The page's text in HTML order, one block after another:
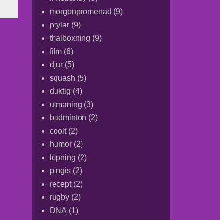
morgonpromenad (9)
prylar (9)
thaiboxning (9)
film (6)
djur (5)
squash (5)
duktig (4)
utmaning (3)
badminton (2)
coolt (2)
humor (2)
löpning (2)
pingis (2)
recept (2)
rugby (2)
DNA (1)